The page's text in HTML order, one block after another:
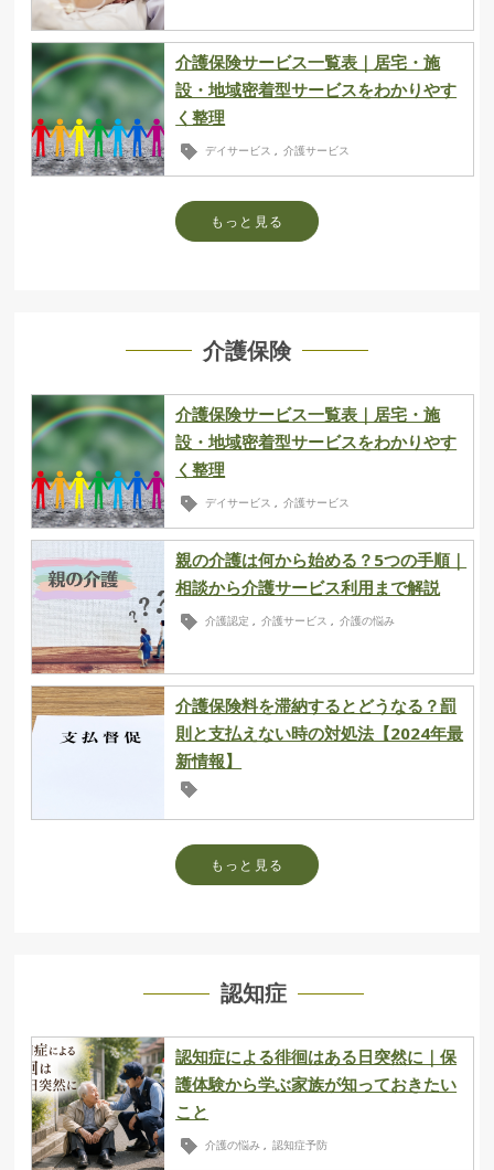
介護保険サービス一覧表｜居宅・施
設・地域密着型サービスをわかりやす
く整理
デイサービス , 介護サービス
もっと見る
介護保険
介護保険サービス一覧表｜居宅・施
設・地域密着型サービスをわかりやす
く整理
デイサービス 介護サービス
親の介護は何から始める？5つの手順｜
相談から介護サービス利用まで解説
介護認定 介護サービス 介護の悩み
介護保険料を滞納するとどうなる？罰
則と支払えない時の対処法【2024年最
新情報】
もっと見る
認知症
認知症による徘徊はある日突然に｜保
護体験から学ぶ家族が知っておきたい
こと
介護の悩み , 認知症予防